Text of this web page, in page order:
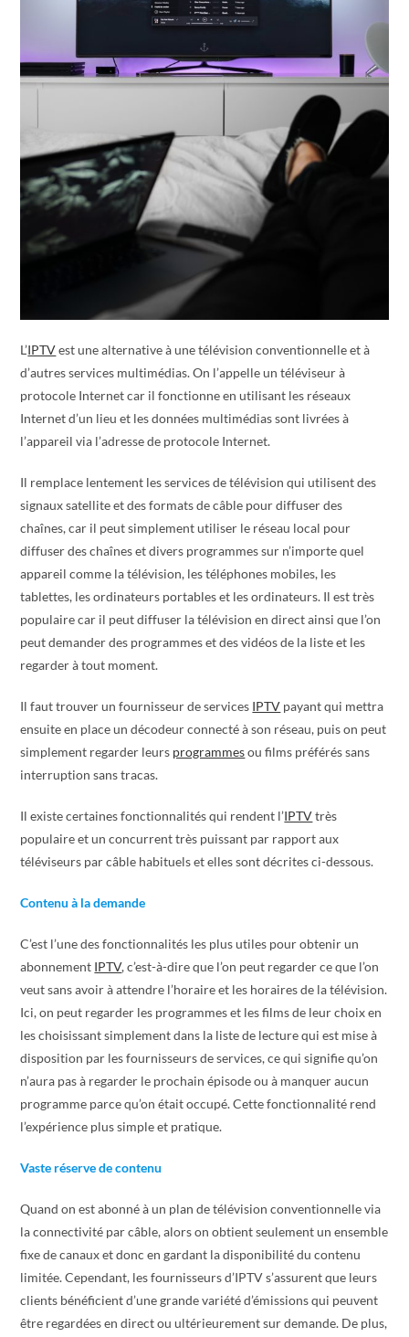
L’IPTVest une alternative à une télévision conventionnelle et à
d’autres services multimédias. On l’appelle un téléviseur à
protocole Internet car il fonctionne en utilisant les réseaux
Internet d’un lieu et les données multimédias sont livrées à
l’appareil via l’adresse de protocole Internet.
Il remplace lentement les services de télévision qui utilisent des
signaux satellite et des formats de câble pour diffuser des
chaînes, car il peut simplement utiliser le réseau local pour
diffuser des chaînes et divers programmes sur n’importe quel
appareil comme la télévision, les téléphones mobiles, les
tablettes, les ordinateurs portables et les ordinateurs. Il est très
populaire car il peut diffuser la télévision en direct ainsi que l’on
peut demander des programmes et des vidéos de la liste et les
regarder à tout moment.
Il faut trouver un fournisseur de services IPTV payant qui mettra
ensuite en place un décodeur connecté à son réseau, puis on peut
simplement regarder leurs programmesou films préférés sans
interruption sans tracas.
Il existe certaines fonctionnalités qui rendent l’IPTVtrès
populaire et un concurrent très puissant par rapport aux
téléviseurs par câble habituels et elles sont décrites ci-dessous.
Contenu à la demande
C’est l’une des fonctionnalités les plus utiles pour obtenir un
abonnement IPTV, c’est-à-dire que l’on peut regarder ce que l’on
veut sans avoir à attendre l’horaire et les horaires de la télévision.
Ici, on peut regarder les programmes et les films de leur choix en
les choisissant simplement dans la liste de lecture qui est mise à
disposition par les fournisseurs de services, ce qui signifie qu’on
n’aura pas à regarder le prochain épisode ou à manquer aucun
programme parce qu’on était occupé. Cette fonctionnalité rend
l’expérience plus simple et pratique.
Vaste réserve de contenu
Quand on est abonné à un plan de télévision conventionnelle via
la connectivité par câble, alors on obtient seulement un ensemble
fixe de canaux et donc en gardant la disponibilité du contenu
limitée. Cependant, les fournisseurs d’IPTV s’assurent que leurs
clients bénéficient d’une grande variété d’émissions qui peuvent
être regardées en direct ou ultérieurement sur demande. De plus,